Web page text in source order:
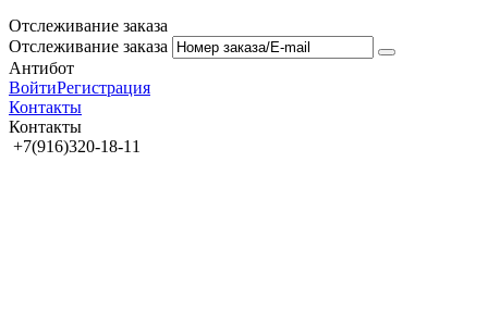
Отслеживание заказа
Отслеживание заказа
Антибот
ВойтиРегистрация
Контакты
Контакты
+7(916)320-18-11